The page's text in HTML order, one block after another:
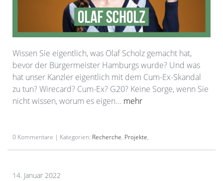
Wissen Sie eigentlich, was Olaf Scholz gemacht hat,
bevor der Bürgermeister Hamburgs wurde? Und was
hat unser Kanzler eigentlich mit dem Cum-Ex-Skandal
zu tun? Wirecard? Cum-Ex? G20? Keine Sorge, wenn Sie
nicht wissen, worum es eigen... mehr
0 Kommentare | Kategorien: Recherche, Projekte,
14. Januar 2022